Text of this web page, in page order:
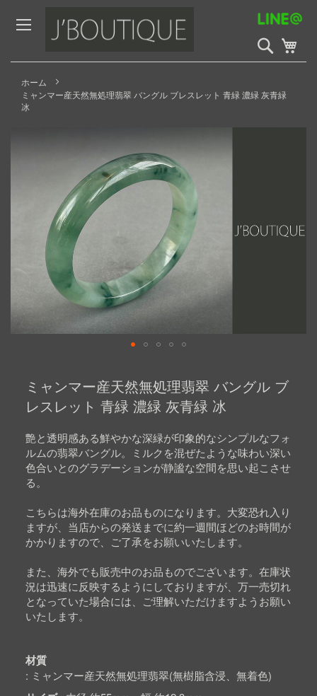
to
Content
検
索
開
ホーム
ミャンマー産天然無処理翡翠 バングル ブレスレット 青緑 濃緑 灰青緑
冰
beginning
images
gallery
ミャンマー産天然無処理翡翠 バングル ブ
レスレット 青緑 濃緑 灰青緑 冰
艶と透明感ある鮮やかな深緑が印象的なシンプルなフォ
ルムの翡翠バングル。ミルクを混ぜたような味わい深い
色合いとのグラデーションが静謐な空間を思い起こさせ
る。
こちらは海外在庫のお品ものになります。大変恐れ入り
ますが、当店からの発送までに約一週間ほどのお時間が
かかりますので、ご了承をお願いいたします。
また、海外でも販売中のお品ものでございます。在庫状
況は迅速に反映するようにしておりますが、万一売切れ
となっていた場合には、ご理解いただけますようお願い
いたします。
材質
ミャンマー産天然無処理翡翠(無樹脂含浸、無着色)